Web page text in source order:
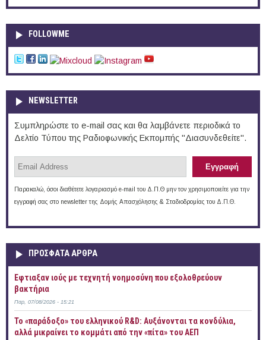
FOLLOWME
NEWSLETTER
Συμπληρώστε το e-mail σας και θα λαμβάνετε περιοδικά το
Δελτίο Τύπου της Ραδιοφωνικής Εκπομπής "Διασυνδεθείτε".
Παρακαλώ, όσοι διαθέτετε λογαριασμό e-mail του Δ.Π.Θ μην τον χρησιμοποιείτε για την
εγγραφή σας στο newsletter της Δομής Απασχόλησης & Σταδιοδρομίας του Δ.Π.Θ.
ΠΡOΣΦΑΤΑ AΡΘΡΑ
Έφτιαξαν ιούς με τεχνητή νοημοσύνη που εξολοθρεύουν
βακτήρια
Παρ, 07/08/2026 - 15:21
Το «παράδοξο» του ελληνικού R&D: Αυξάνονται τα κονδύλια,
αλλά μικραίνει το κομμάτι από την «πίτα» του ΑΕΠ